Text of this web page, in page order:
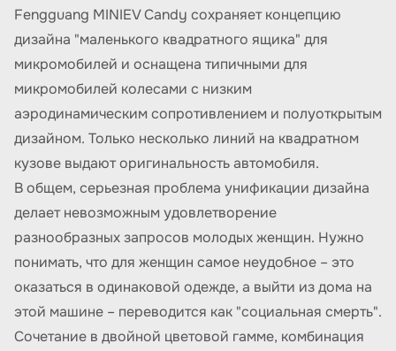
Fengguang MINIEV Candy сохраняет концепцию
дизайна "маленького квадратного ящика" для
микромобилей и оснащена типичными для
микромобилей колесами с низким
аэродинамическим сопротивлением и полуоткрытым
дизайном. Только несколько линий на квадратном
кузове выдают оригинальность автомобиля.
В общем, серьезная проблема унификации дизайна
делает невозможным удовлетворение
разнообразных запросов молодых женщин. Нужно
понимать, что для женщин самое неудобное – это
оказаться в одинаковой одежде, а выйти из дома на
этой машине – переводится как "социальная смерть".
Сочетание в двойной цветовой гамме, комбинация